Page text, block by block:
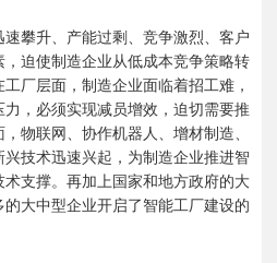
攀升、产能过剩、竞争激烈、客户
迫使制造企业从低成本竞争策略转
厂层面，制造企业面临着招工难，
，必须实现减员增效，迫切需要推
物联网、协作机器人、增材制造、
技术迅速兴起，为制造企业推进智
支撑。再加上国家和地方政府的大
大中型企业开启了智能工厂建设的